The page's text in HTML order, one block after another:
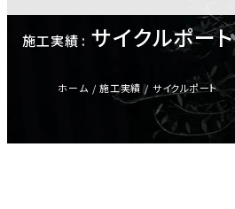
施工実績 : サイクルポート
ホーム 施工実績 サイクルポート